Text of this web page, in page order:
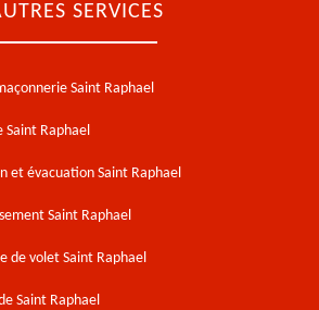
SERVICES
Saint Raphael
Saint Raphael
et évacuation Saint Raphael
Saint Raphael
de volet Saint Raphael
Saint Raphael